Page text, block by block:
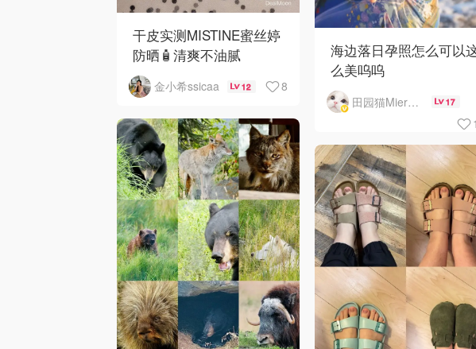
海边落日孕照怎么可以
么美呜呜
田园猫MierCat 17
干皮实测MISTINE蜜丝婷
防晒🧴清爽不油腻
金小希ssicaa 12 8